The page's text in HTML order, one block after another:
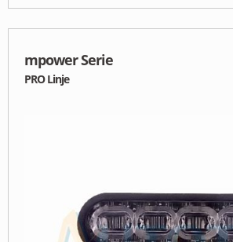
mpower Serie
PRO Linje